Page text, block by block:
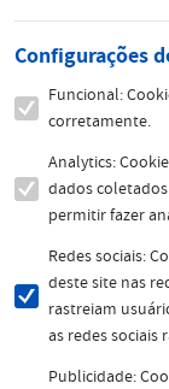
Configurações
Funcional:
corretamente.
Analytics:
dados
permitir fazer
Redes sociais:
deste site nas
rastreiam
as redes sociais
Publicidade: